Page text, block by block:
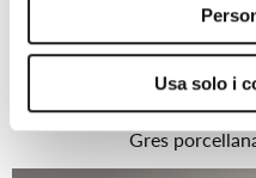
Usa solo i
Gres